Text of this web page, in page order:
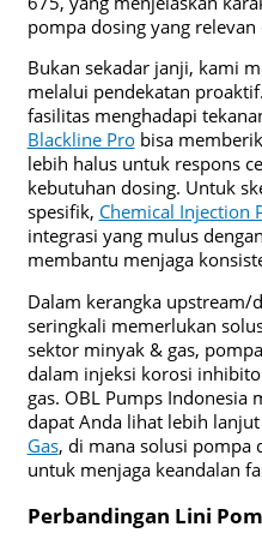
pompa dosing yang
Bukan sekadar janji, kami
melalui pendekatan
fasilitas menghadapi
Blackline Probisa
lebih halus untuk respons
kebutuhan dosing. Untuk
spesifik, Chemical Injection
integrasi yang mulus
membantu menjaga
Dalam kerangka upstream/
seringkali memerlukan
sektor minyak & gas,
dalam injeksi korosi
gas. OBL Pumps Indonesia
dapat Anda lihat lebih
Gas, di mana solusi pompa
untuk menjaga keandalan
Perbandingan Lini